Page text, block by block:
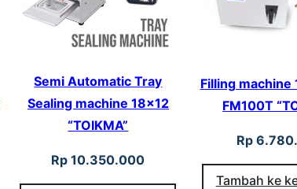
Semi Automatic Tray
Sealing machine 18×12
“TOIKMA”
Rp 10.350.000
Filling machine
FM100T
Rp
Tambah ke